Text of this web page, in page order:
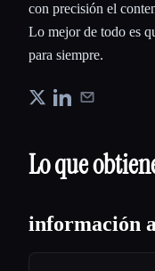
con precisión el
Lo mejor de todo es
para siempre.
Lo que
información